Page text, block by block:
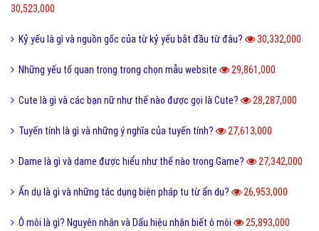
30,523,000
Kỷ yếu là gì và nguồn gốc của từ kỷ yếu bắt đầu từ đâu? 30,332,000
Những yếu tố quan trọng trong chọn mẫu website 29,861,000
Cute là gì và các bạn nữ như thế nào được gọi là Cute? 28,287,000
Tuyến tính là gì và những ý nghĩa của tuyến tính? 27,613,000
Dame là gì và dame được hiểu như thế nào trong Game? 27,342,000
Ẩn dụ là gì và những tác dụng biện pháp tu từ ẩn dụ? 26,953,000
Ô môi là gì? Nguyên nhân và Dấu hiệu nhận biết ô môi 25,893,000